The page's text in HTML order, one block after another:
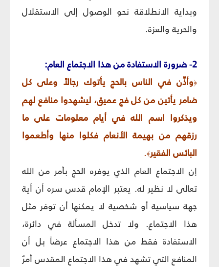
وبداية الانطلاقة نحو الوصول إلى الاستقلال
والحرية والعزة.
2- ضرورة الاستفادة من هذا الاجتماع العام:
﴿وأذِّن في الناس بالحج يأتوك رجالاً وعلى كل
ضامر يأتين من كل فج عميق، ليشهدوا منافع لهم
ويذكروا اسم الله في أيام معلومات على ما
رزقهم من بهيمة الأنعام فكلوا منها وأطعموا
البائس الفقير﴾.
إن الاجتماع العام الذي يوفره الحج بأمر من الله
تعالى لا نظير له. يعتبر الإمام قدس سره أن أية
جهة سياسية أو شخصية لا يمكنها أن توفر مثل
هذا الاجتماع. ولا تدخل المسألة في دائرة،
الاستفادة فقط من هذا الاجتماع عرضاً بل أن
المنافع التي تشهد في هذا الاجتماع المقدس أمرٌ